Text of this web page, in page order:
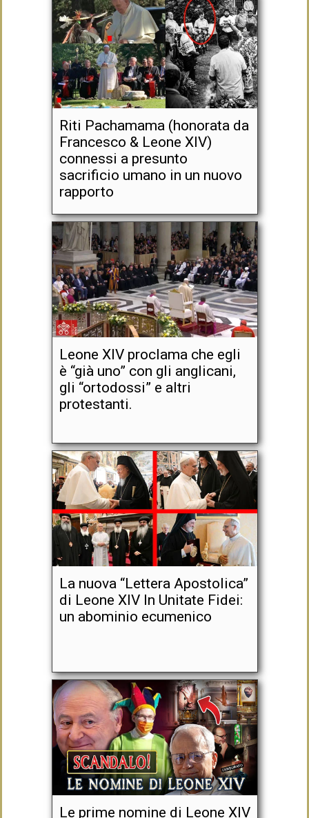
Riti Pachamama (honorata da
Francesco & Leone XIV)
connessi a presunto
sacrificio umano in un nuovo
rapporto
Leone XIV proclama che egli
è “già uno” con gli anglicani,
gli “ortodossi” e altri
protestanti.
La nuova “Lettera Apostolica”
di Leone XIV In Unitate Fidei:
un abominio ecumenico
Le prime nomine di Leone XIV